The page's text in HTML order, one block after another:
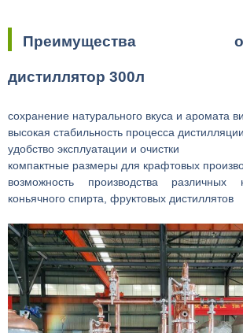
Преимущества
дистиллятор 300л
сохранение натурального вкуса и аромата
высокая стабильность процесса дистилляции
удобство эксплуатации и очистки
компактные размеры для крафтовых
возможность производства различных
коньячного спирта, фруктовых дистиллятов